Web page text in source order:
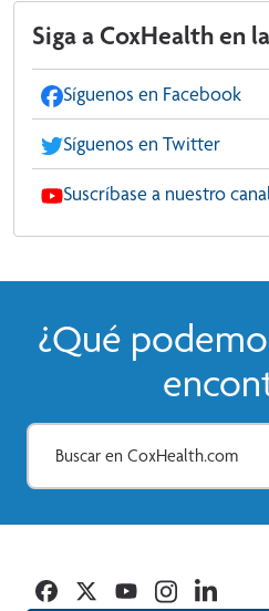
Siga a CoxHealth en
Síguenos en Facebook
Síguenos en Twitter
Suscríbase a nuestro
¿Qué
Facebook
TwitterYouTubeInstagramLinkedin